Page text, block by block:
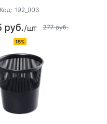
Код: 192_003
руб./шт 277 руб.
15%